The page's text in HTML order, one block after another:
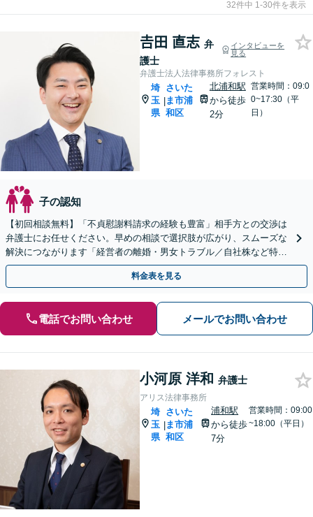
32件中 1-30件を表示
𠮷田 直志 弁
護士
インタビューを
見る
弁護士法人法律事務所フォレスト
埼
玉
県
|
さいた
ま市浦
和区
北浦和駅
から徒歩
2分
営業時間：09:0
0~17:30（平
日）
子の認知
【初回相談無料】「不貞慰謝料請求の経験も豊富」相手方との交渉は
弁護士にお任せください。早めの相談で選択肢が広がり、スムーズな
解決につながります「経営者の離婚・男女トラブル／自社株など特有
の問題にもきめ細やかにサポート」【夜間相談可】
料金表を見る
電話でお問い合わせ メールでお問い合わせ
小河原 洋和 弁護士
アリス法律事務所
埼
玉
県
|
さいた
ま市浦
和区
浦和駅
から徒歩
7分
営業時間：09:00
~18:00（平日）